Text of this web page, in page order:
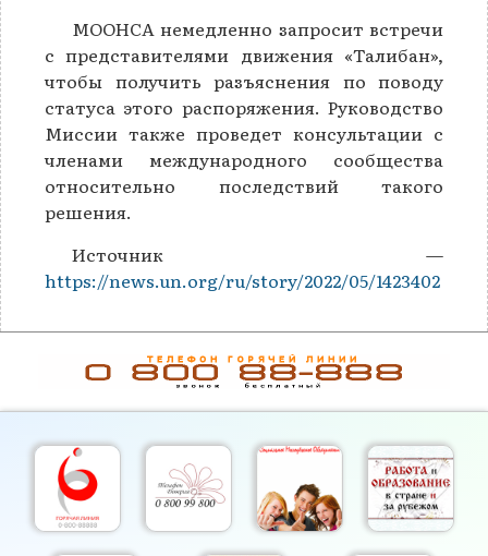
МООНСА немедленно запросит встречи
с представителями движения «Талибан»,
чтобы получить разъяснения по поводу
статуса этого распоряжения. Руководство
Миссии также проведет консультации с
членами международного сообщества
относительно последствий такого
решения.
Источник —
https://news.un.org/ru/story/2022/05/1423402